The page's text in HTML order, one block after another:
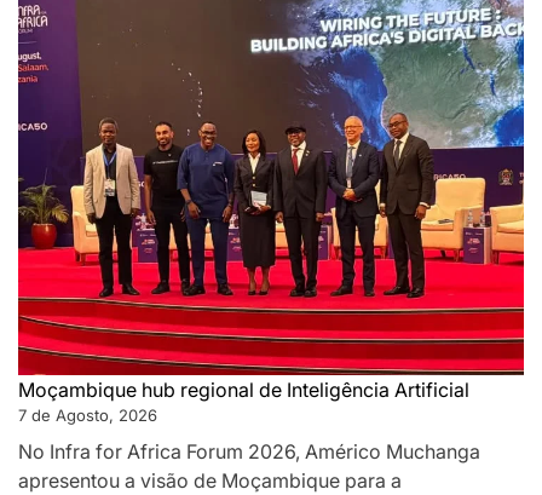
Moçambique hub regional de Inteligência Artificial
7 de Agosto, 2026
No Infra for Africa Forum 2026, Américo Muchanga
apresentou a visão de Moçambique para a